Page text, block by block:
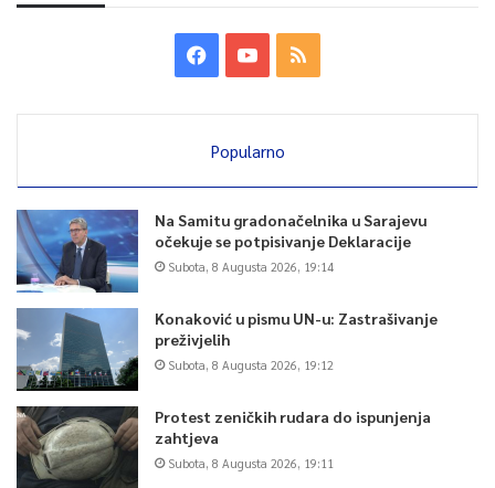
Popularno
Na Samitu gradonačelnika u Sarajevu
očekuje se potpisivanje Deklaracije
Subota, 8 Augusta 2026, 19:14
Konaković u pismu UN-u: Zastrašivanje
preživjelih
Subota, 8 Augusta 2026, 19:12
Protest zeničkih rudara do ispunjenja
zahtjeva
Subota, 8 Augusta 2026, 19:11